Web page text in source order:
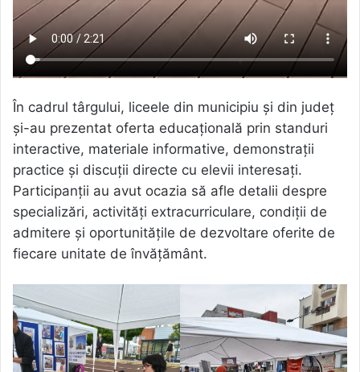
În cadrul târgului, liceele din municipiu și din județ
și-au prezentat oferta educațională prin standuri
interactive, materiale informative, demonstrații
practice și discuții directe cu elevii interesați.
Participanții au avut ocazia să afle detalii despre
specializări, activități extracurriculare, condiții de
admitere și oportunitățile de dezvoltare oferite de
fiecare unitate de învățământ.